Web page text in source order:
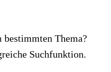
bestimmten Thema?
Suchfunktion.